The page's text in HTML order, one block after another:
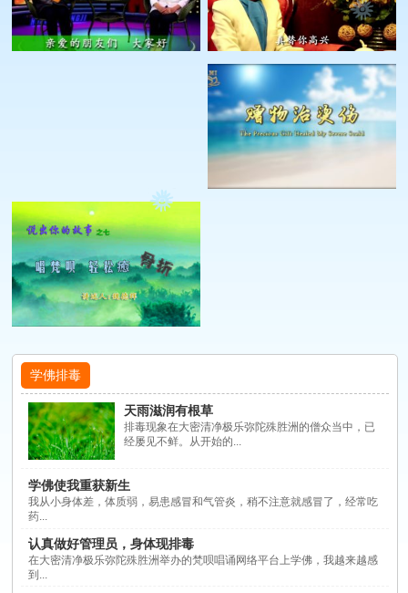
学佛排毒
天雨滋润有根草
排毒现象在大密清净极乐弥陀殊胜洲的僧众当中，已
经屡见不鲜。从开始的...
学佛使我重获新生
我从小身体差，体质弱，易患感冒和气管炎，稍不注意就感冒了，经常吃
药...
认真做好管理员，身体现排毒
在大密清净极乐弥陀殊胜洲举办的梵呗唱诵网络平台上学佛，我越来越感
到...